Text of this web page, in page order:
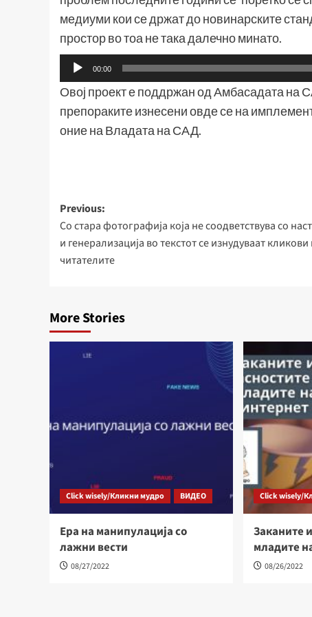
медиуми кои се држат до новинарските
простор во тоа не така далечно минато.
Аудио
плејер
00:00
Овој проект е поддржан од Амбасадата на
препораките изнесени овде се на
оние на Владата на САД.
Post
navigation
Previous:
Со стара фотографија која не соодветствува со
и генерализација во текстот се изнудуваат кликови
читателите
More Stories
Click wisely/Кликни мудро ВИДЕО
Ера на манипулација со
лажни вести
08/27/2022
Click wisely/
Заканите
младите
08/26/2022